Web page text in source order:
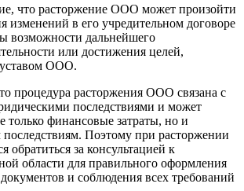
что расторжение ООО может произойти
изменений в его учредительном договоре
возможности дальнейшего
или достижения целей,
ООО.
процедура расторжения ООО связана с
последствиями и может
только финансовые затраты, но и
Поэтому при расторжении
за консультацией к
области для правильного оформления
и соблюдения всех требований